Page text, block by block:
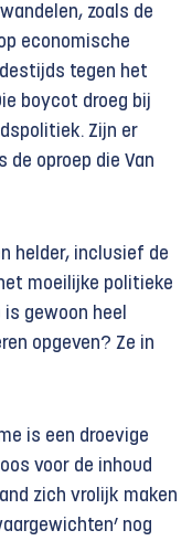
zoals de
economische
tegen het
boycot droeg bij
Zijn er
de oproep die Van
helder, inclusief de
moeilijke politieke
is gewoon heel
opgeven? Ze in
is een droevige
voor de inhoud
zich vrolijk maken
nog